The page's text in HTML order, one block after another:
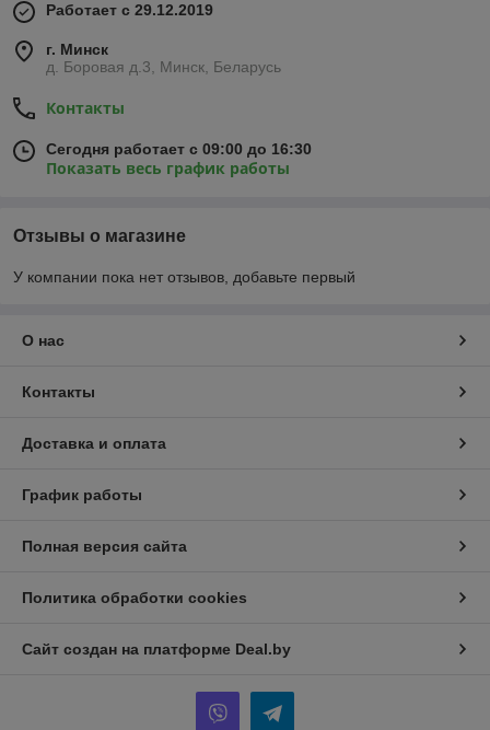
Работает с 29.12.2019
г. Минск
д. Боровая д.3, Минск, Беларусь
Контакты
Сегодня работает с 09:00 до 16:30
Показать весь график работы
Отзывы о магазине
У компании пока нет отзывов, добавьте первый
О нас
Контакты
Доставка и оплата
График работы
Полная версия сайта
Политика обработки cookies
Сайт создан на платформе Deal.by